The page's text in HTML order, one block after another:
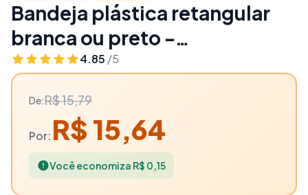
Bandeja plástica retangular
branca ou preto -
44x30x7,5cm - Plasconex -
1% OFF | Home & Living
4.85 /5
De:R$ 15,79
Por: R$ 15,64
Você economiza R$ 0,15